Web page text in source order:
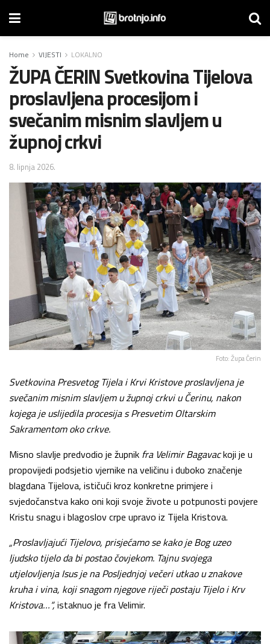
Home VIJESTI LOKALNO
ŽUPA ČERIN Svetkovina Tijelova
proslavljena procesijom i
svečanim misnim slavljem u
župnoj crkvi
8. lipnja 2026.
Foto: Župa Čerin
Svetkovina Presvetog Tijela i Krvi Kristove proslavljena je
svečanim misnim slavljem u župnoj crkvi u Čerinu, nakon
kojega je uslijedila procesija s Presvetim Oltarskim
Sakramentom oko crkve.
Misno slavlje predvodio je župnik fra Velimir Bagavackoji je u
propovijedi podsjetio vjernike na veličinu i duboko značenje
blagdana Tijelova, ističući kroz konkretne primjere i
svjedočanstva kako oni koji svoje živote u potpunosti povjere
Kristu snagu i blagoslov crpe upravo iz Tijela Kristova.
„Proslavljajući Tijelovo, prisjećamo se kako je Bog uzeo
ljudsko tijelo da bi postao čovjekom. Tajnu svojega
utjelovljenja Isus je na Posljednjoj večeri utkao u znakove
kruha i vina, koji snagom njegove riječi postaju Tijelo i Krv
Kristova…“,istaknuo je fra Velimir.